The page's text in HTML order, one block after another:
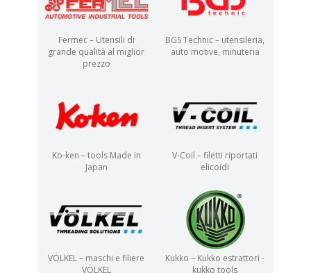
Fermec – Utensili di
grande qualità al miglior
prezzo
BGS Technic – utensileria,
auto motive, minuteria
Ko-ken – tools Made in
Japan
V-Coil – filetti riportati
elicoidi
VÖLKEL – maschi e filiere
VÖLKEL
Kukko – Kukko estrattori -
kukko tools